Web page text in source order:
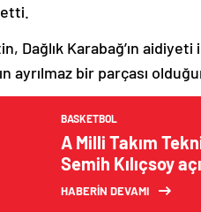
Dağlık Karabağ’ın
ayrılmaz bir parçası
BASKETBOL
A Milli Takım
Semih Kılıçsoy
HABERİN DEVAMI